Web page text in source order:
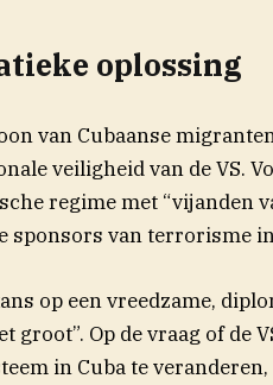
oplossing
van Cubaanse
veiligheid van de VS.
regime met “vijanden
sponsors van terrorisme in
op een vreedzame,
groot”. Op de vraag of de
in Cuba te